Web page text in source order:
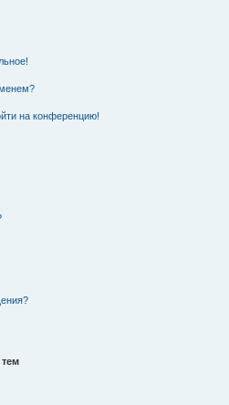
на конференцию!